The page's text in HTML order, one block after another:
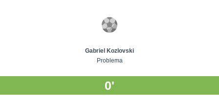
Gabriel Kozlovski
Problema
0'